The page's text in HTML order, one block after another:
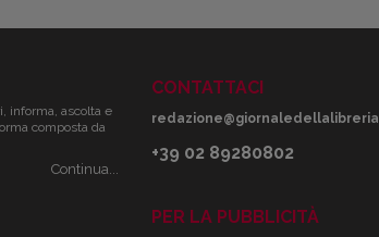
informa, ascolta e
composta da
Continua...
CONTATTACI
+39 02 89280802
PER LA PUBBLICITÀ